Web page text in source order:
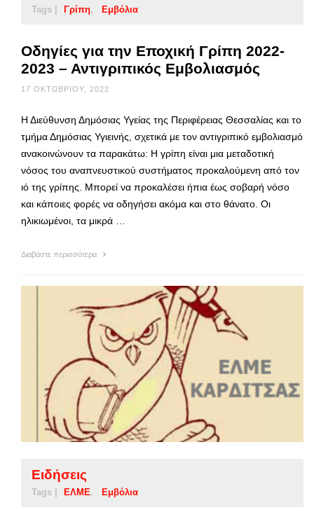
Tags | Γρίπη Εμβόλια
Οδηγίες για την Εποχική Γρίπη 2022-
2023 – Αντιγριπικός Εμβολιασμός
17 ΟΚΤΩΒΡΊΟΥ, 2022
Η Διεύθυνση Δημόσιας Υγείας της Περιφέρειας Θεσσαλίας και το
τμήμα Δημόσιας Υγιεινής, σχετικά με τον αντιγριπικό εμβολιασμό
ανακοινώνουν τα παρακάτω: Η γρίπη είναι μια μεταδοτική
νόσος του αναπνευστικού συστήματος προκαλούμενη από τον
ιό της γρίπης. Μπορεί να προκαλέσει ήπια έως σοβαρή νόσο
και κάποιες φορές να οδηγήσει ακόμα και στο θάνατο. Οι
ηλικιωμένοι, τα μικρά …
Διαβάστε περισσότερα
Ειδήσεις
Tags | ΕΛΜΕ Εμβόλια